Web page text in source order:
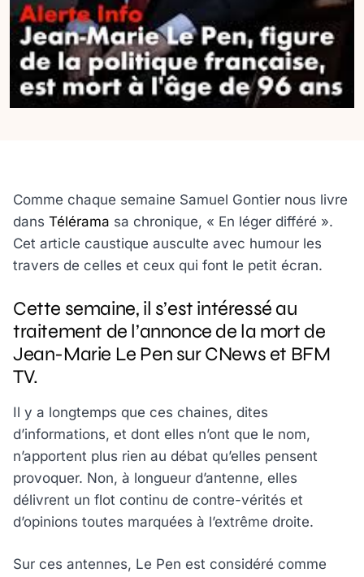
Comme chaque semaine Samuel Gontier nous livre
dans Télérama sa chronique, « En léger différé ».
Cet article caustique ausculte avec humour les
travers de celles et ceux qui font le petit écran.
Cette semaine, il s’est intéressé au
traitement de l’annonce de la mort de
Jean-Marie Le Pen sur CNews et BFM
TV.
Il y a longtemps que ces chaines, dites
d’informations, et dont elles n’ont que le nom,
n’apportent plus rien au débat qu’elles pensent
provoquer. Non, à longueur d’antenne, elles
délivrent un flot continu de contre-vérités et
d’opinions toutes marquées à l’extrême droite.
Sur ces antennes, Le Pen est considéré comme